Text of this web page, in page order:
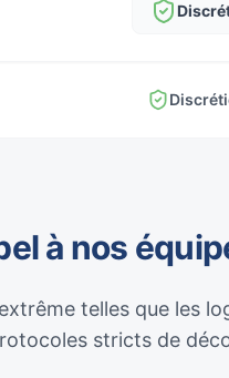
à nos
telles que les
stricts de